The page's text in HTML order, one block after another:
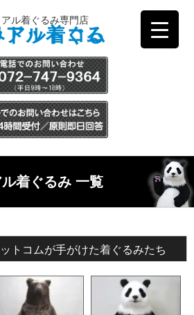
ン
テ
ン
ツ
へ
ス
キ
ッ
アル着ぐるみ専門店
ル着ぐるみ 一覧
トコムが手がけた着ぐるみたち